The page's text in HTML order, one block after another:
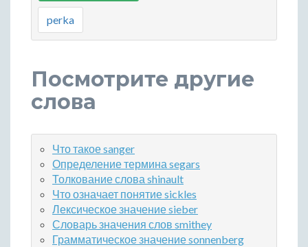
perka
Посмотрите другие
слова
Что такое sanger
Определение термина segars
Толкование слова shinault
Что означает понятие sickles
Лексическое значение sieber
Словарь значения слов smithey
Грамматическое значение sonnenberg